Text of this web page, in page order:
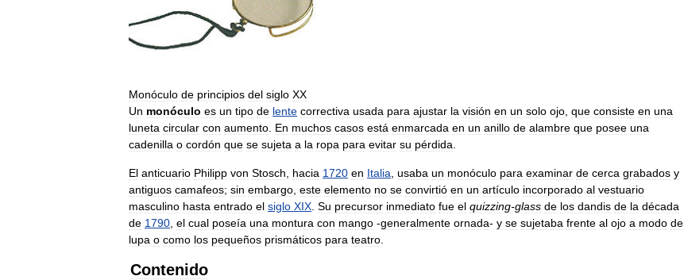
Monóculo de principios del siglo XX
Un monóculo es un tipo de lente correctiva usada para ajustar la visión en un solo ojo, que consiste en una
luneta circular con aumento. En muchos casos está enmarcada en un anillo de alambre que posee una
cadenilla o cordón que se sujeta a la ropa para evitar su pérdida.
El anticuario Philipp von Stosch, hacia 1720 en Italia, usaba un monóculo para examinar de cerca grabados y
antiguos camafeos; sin embargo, este elemento no se convirtió en un artículo incorporado al vestuario
masculino hasta entrado el siglo XIX. Su precursor inmediato fue el quizzing-glass de los dandis de la década
de 1790, el cual poseía una montura con mango -generalmente ornada- y se sujetaba frente al ojo a modo de
lupa o como los pequeños prismáticos para teatro.
Contenido